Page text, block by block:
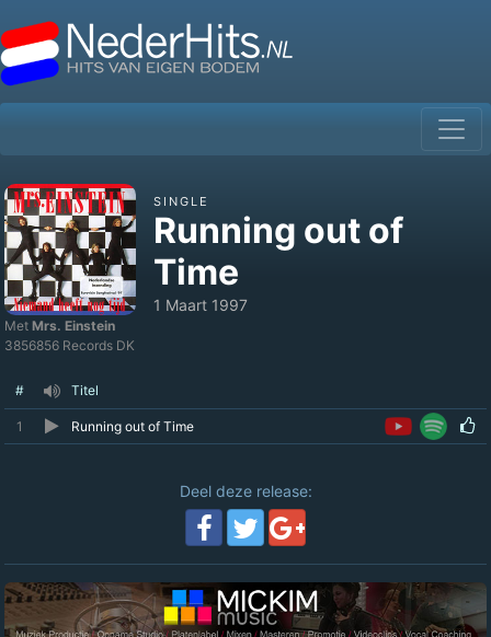
SINGLE
Running out of
Time
1 Maart 1997
Met Mrs. Einstein
3856856 Records DK
# Titel
1 Running out of Time
Deel deze release: